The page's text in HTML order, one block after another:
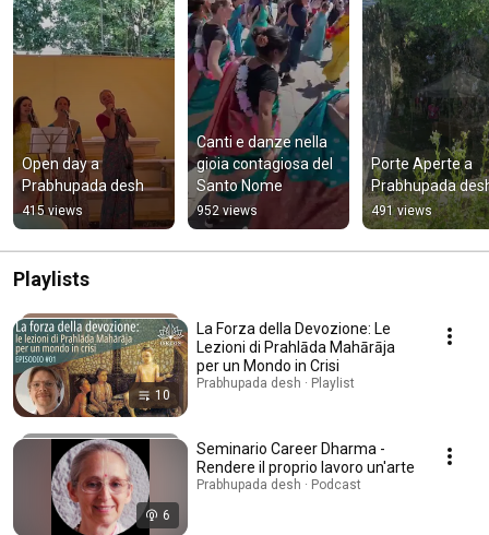
Open day a
Prabhupada desh
415 views
Canti e danze nella
gioia contagiosa del
Santo Nome
952 views
Porte Aperte a
Prabhupada
491 views
Playlists
10
La Forza della Devozione: Le
Lezioni di Prahlāda Mahārāja
per un Mondo in Crisi
Prabhupada desh · Playlist
6
Seminario Career Dharma -
Rendere il proprio lavoro un'arte
Prabhupada desh · Podcast